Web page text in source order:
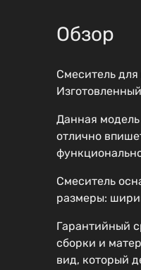
Обзор
Смеситель
Данная
отлично
Смеситель
размеры:
Гарантийный
сборки и
вид, который